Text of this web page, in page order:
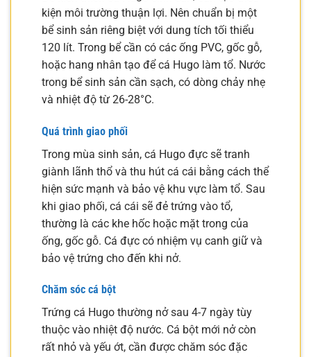
kiện môi trường thuận lợi. Nên chuẩn bị một
bể sinh sản riêng biệt với dung tích tối thiểu
120 lít. Trong bể cần có các ống PVC, gốc gỗ,
hoặc hang nhân tạo để cá Hugo làm tổ. Nước
trong bể sinh sản cần sạch, có dòng chảy nhẹ
và nhiệt độ từ 26-28°C.
Quá trình giao phối
Trong mùa sinh sản, cá Hugo đực sẽ tranh
giành lãnh thổ và thu hút cá cái bằng cách thể
hiện sức mạnh và bảo vệ khu vực làm tổ. Sau
khi giao phối, cá cái sẽ đẻ trứng vào tổ,
thường là các khe hốc hoặc mặt trong của
ống, gốc gỗ. Cá đực có nhiệm vụ canh giữ và
bảo vệ trứng cho đến khi nở.
Chăm sóc cá bột
Trứng cá Hugo thường nở sau 4-7 ngày tùy
thuộc vào nhiệt độ nước. Cá bột mới nở còn
rất nhỏ và yếu ớt, cần được chăm sóc đặc